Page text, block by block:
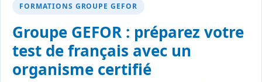
FORMATIONS GROUPE GEFOR
Groupe GEFOR : préparez votre
test de français avec un
organisme certifié